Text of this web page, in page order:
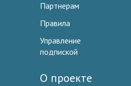
Партнерам
Правила
Управление
подпиской
О проекте